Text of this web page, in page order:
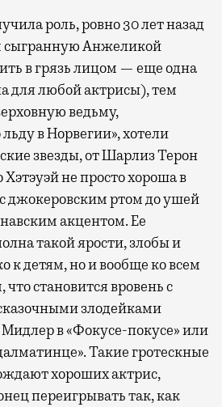
роль, ровно 30 лет назад
сыгранную Анжеликой
в грязь лицом — еще одна
для любой актрисы), тем
ведьму,
в Норвегии», хотели
звезды, от Шарлиз Терон
не просто хороша в
джокеровским ртом до ушей
акцентом. Ее
такой ярости, злобы и
к детям, но и вообще ко всем
становится вровень с
злодейками
в «Фокусе-покусе» или
Такие гротескные
хороших актрис,
переигрывать так, как